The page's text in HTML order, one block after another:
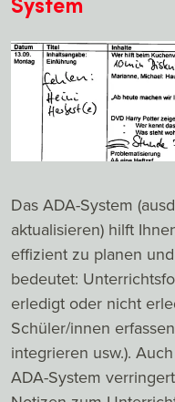
Das ADA-System
aktualisieren) hilft
effizient zu planen
bedeutet:
erledigt oder nicht
Schüler/innen
integrieren usw.).
ADA-System